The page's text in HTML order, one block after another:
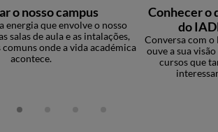
o nosso campus
energia que envolve o nosso
salas de aula e as intalações,
comuns onde a vida académica
acontece.
Conhecer o
do
Conversa com
ouve a sua
cursos que